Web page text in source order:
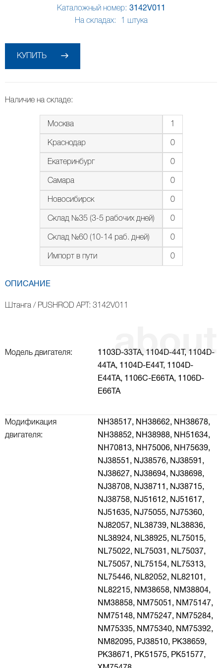
Каталожный номер: 3142V011
На складах:
1 штука
КУПИТЬ
Наличие на складе:
Москва
Краснодар
Екатеринбург
Самара
Новосибирск
Склад №35 (3-5 рабочих дней)
Склад №60 (10-14 раб. дней)
Импорт в пути
0
0
0
0
0
0
0
ОПИСАНИЕ
Штанга / PUSHROD АРТ: 3142V011
Модель двигателя: 1103D-33TA, 1104D-44T, 1104D-
44TA, 1104D-E44T, 1104D-
E44TA, 1106C-E66TA, 1106D-
E66TA
Модификация
двигателя:
NH38517, NH38662, NH38678,
NH38852, NH38988, NH51634,
NH70813, NH75006, NH75639,
NJ38551, NJ38576, NJ38591,
NJ38627, NJ38694, NJ38698,
NJ38708, NJ38711, NJ38715,
NJ38758, NJ51612, NJ51617,
NJ51635, NJ75055, NJ75360,
NJ82057, NL38739, NL38836,
NL38924, NL38925, NL75015,
NL75022, NL75031, NL75037,
NL75057, NL75154, NL75313,
NL75446, NL82052, NL82101,
NL82215, NM38658, NM38804,
NM38858, NM75051, NM75147,
NM75148, NM75247, NM75284,
NM75335, NM75340, NM75392,
NM82095, PJ38510, PK38659,
PK38671, PK51575, PK51577,